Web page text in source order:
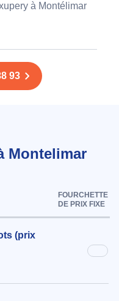
à Montélimar
93
Montelimar
FOURCHETTE
DE PRIX FIXE
(prix